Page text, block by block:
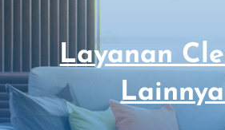
Layanan